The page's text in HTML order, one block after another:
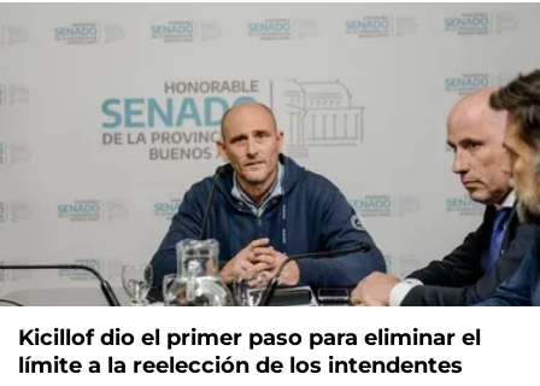
Kicillof dio el primer paso para eliminar el
límite a la reelección de los intendentes